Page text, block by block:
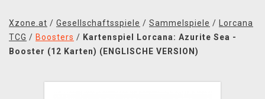
BÜCHER & COMICS
Xzone.at / Gesellschaftsspiele / Sammelspiele /
Lorcana
TCG / Boosters / Kartenspiel Lorcana: Azurite Sea -
Booster (12 Karten) (ENGLISCHE VERSION)